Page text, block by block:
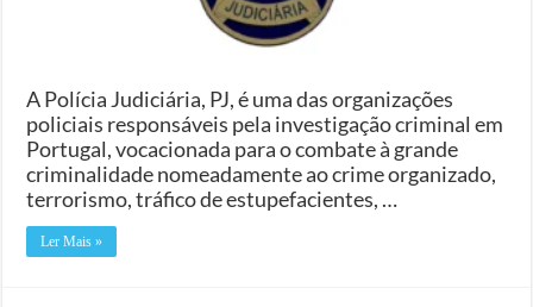
A Polícia Judiciária, PJ, é uma das organizações
policiais responsáveis pela investigação criminal em
Portugal, vocacionada para o combate à grande
criminalidade nomeadamente ao crime organizado,
terrorismo, tráfico de estupefacientes, …
Ler Mais »